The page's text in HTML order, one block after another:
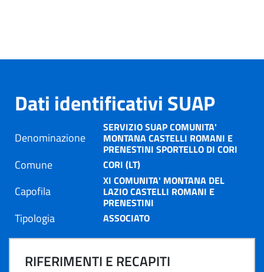
Dati identificativi SUAP
Denominazione
SERVIZIO SUAP COMUNITA'
MONTANA CASTELLI ROMANI E
PRENESTINI SPORTELLO DI CORI
Comune CORI (LT)
Capofila
XI COMUNITA' MONTANA DEL
LAZIO CASTELLI ROMANI E
PRENESTINI
Tipologia ASSOCIATO
RIFERIMENTI E RECAPITI